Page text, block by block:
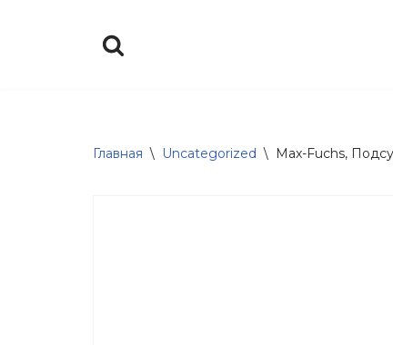
Главная \ Uncategorized \ Max-Fuchs,